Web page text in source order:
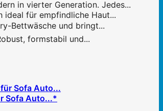
in vierter Generation. Jedes...
ideal für empfindliche Haut...
Bettwäsche und bringt...
formstabil und...
Sofa Auto...*